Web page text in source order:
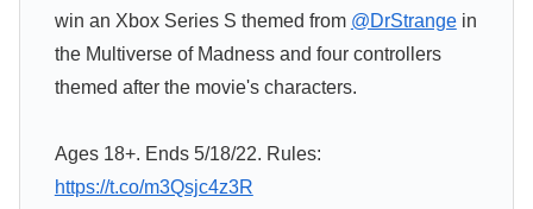
win an Xbox Series S themed from @DrStrangein
the Multiverse of Madness and four controllers
themed after the movie's characters.
Ages 18+. Ends 5/18/22. Rules:
https://t.co/m3Qsjc4z3R